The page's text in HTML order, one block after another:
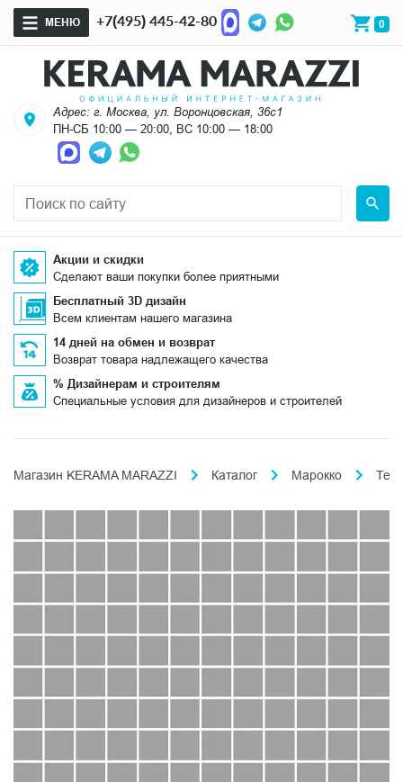
МЕНЮ +7(495) 445-42-80 0
Адрес: г. Москва, ул. Воронцовская, 36с1
ПН-СБ 10:00 — 20:00, ВС 10:00 — 18:00
Акции и скидки
Сделают ваши покупки более приятными
Бесплатный 3D дизайн
Всем клиентам нашего магазина
14 дней на обмен и возврат
Возврат товара надлежащего качества
% Дизайнерам и строителям
Специальные условия для дизайнеров и строителей
Магазин KERAMA MARAZZI Каталог Марокко